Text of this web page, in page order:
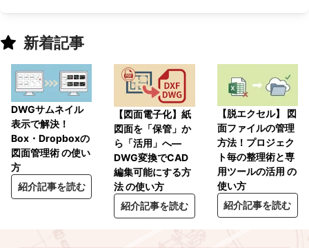
新着記事
DWGサムネイル
表示で解決！
Box・Dropboxの
図面管理術 の使い
方
紹介記事を読む
【図面電子化】紙
図面を「保管」か
ら「活用」へ―
DWG変換でCAD
編集可能にする方
法 の使い方
紹介記事を読む
【脱エクセル】 図
面ファイルの管理
方法！プロジェク
ト毎の整理術と専
用ツールの活用 の
使い方
紹介記事を読む